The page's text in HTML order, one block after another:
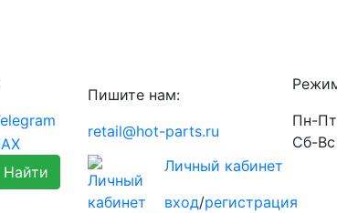
Пишите нам:
retail@hot-parts.ru
Пн-
Сб-
Личный кабинет
вход/регистрация